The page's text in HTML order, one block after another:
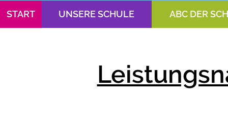
START UNSERE SCHULE ABC DER